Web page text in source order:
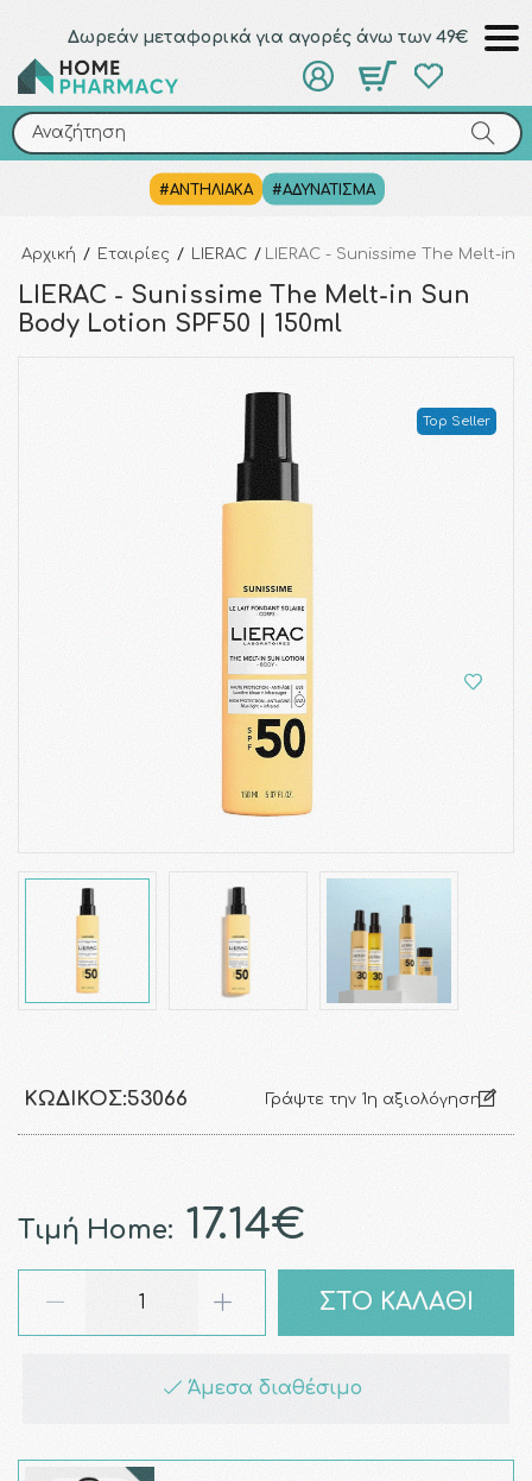
Δωρεάν μεταφορικά για αγορές άνω των 49€
Αναζήτηση
#ΑΝΤΗΛΙΑΚΑ #ΑΔΥΝΑΤΙΣΜΑ
Αναζήτηση
Αρχική / Εταιρίες / LIERAC / LIERAC - Sunissime The Melt-in
LIERAC - Sunissime The Melt-in Sun
Body Lotion SPF50 | 150ml
Top Seller
ΚΩΔΙΚΌΣ:53066 Γράψτε την 1η αξιολόγηση
Τιμή Home: 17.14€
ΣΤΟ ΚΑΛΑΘΙ
Άμεσα διαθέσιμο